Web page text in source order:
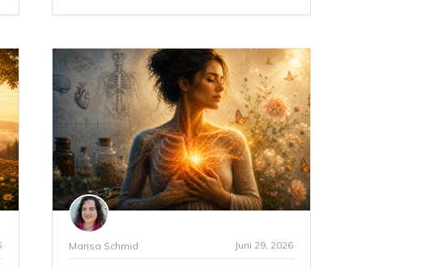
Marisa Schmid Juni 29, 2026